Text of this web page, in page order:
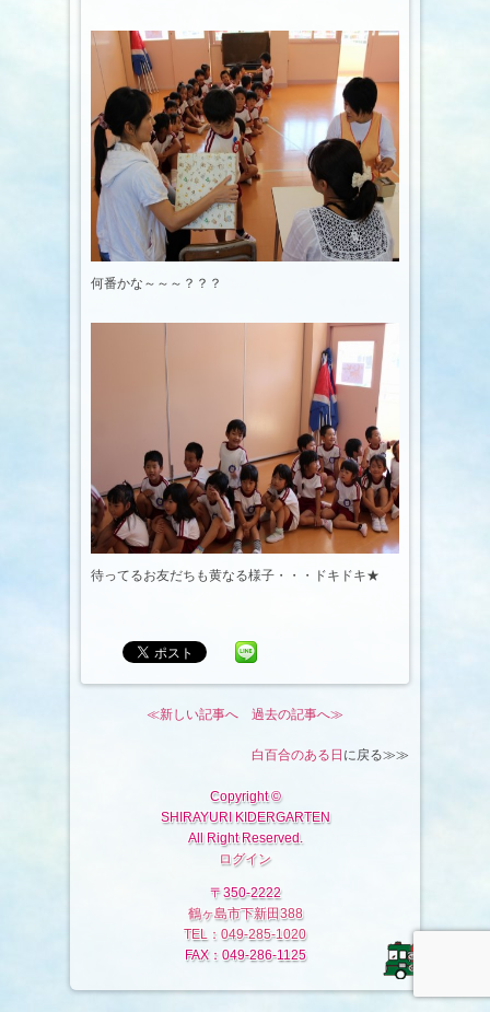
何番かな～～～？？？
待ってるお友だちも黄なる様子・・・ドキドキ★
≪新しい記事へ 過去の記事へ≫
白百合のある日 に戻る≫≫
Copyright ©
SHIRAYURI KIDERGARTEN
All Right Reserved.
ログイン
〒350-2222
鶴ヶ島市下新田388
TEL：049-285-1020
FAX：049-286-1125